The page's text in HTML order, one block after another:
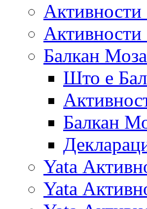
Активности
Активности
Балкан
Што е
Балкан
Yata
Yata